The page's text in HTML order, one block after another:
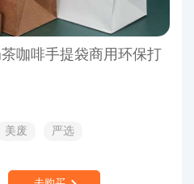
咖啡手提袋商用环保打
美废
严选